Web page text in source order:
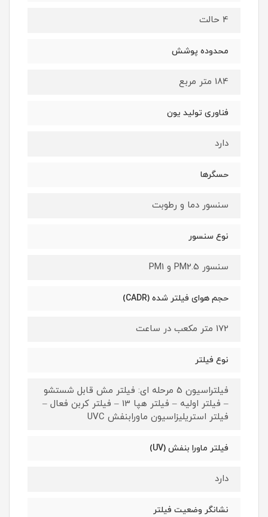
4 حالت
محدوده پوشش
184 متر مربع
فناوری تولید یون
دارد
حسگرها
سنسور دما و رطوبت
نوع سنسور
سنسور PM2.5 و PM1
حجم هوای فیلتر شده (CADR)
172 متر مکعب در ساعت
نوع فیلتر
فیلتراسیون 5 مرحله ای: فیلتر مش قابل شستشو
– فیلتر اولیه – فیلتر هپا 13 – فیلتر کربن فعال –
فیلتر استریلیزاسیون ماورابنفش UVC
فیلتر ماورا بنفش (UV)
دارد
نشانگر وضعیت فیلتر